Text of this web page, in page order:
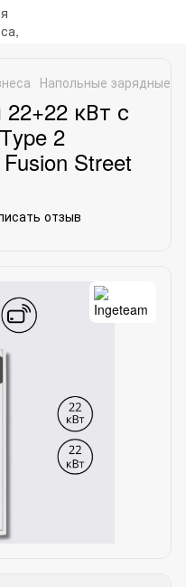
Напольные зарядные
кВт с
2
Street
отзыв